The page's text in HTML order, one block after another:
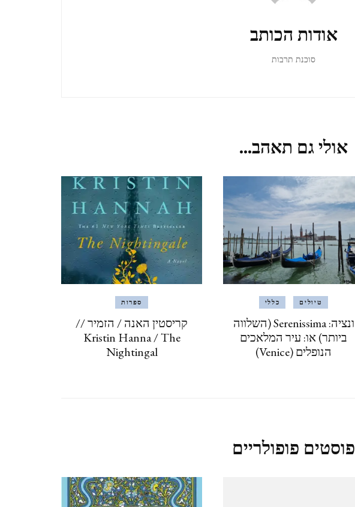
COUNTRY, WINTER-
SPRING, MARCH
נגב – עין עבדת ושדה בוקר –
פברואר 2021
ינואר, 2020
אודות הכותב
סוכנת תרבות
אולי גם תאהב...
טיולים כללי
ונציה: Serenissima (השלווה
ביותר) או: עיר המלאכים
הנופלים (Venice)
ספרות
קריסטין האנה / הזמיר //
Kristin Hanna / The
Nightingal
פוסטים פופולריים